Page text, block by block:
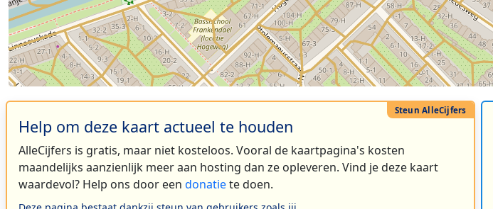
Help om deze kaart actueel te houden
AlleCijfers is gratis, maar niet kosteloos. Vooral de kaartpagina's kosten
maandelijks aanzienlijk meer aan hosting dan ze opleveren. Vind je deze kaart
waardevol? Help ons door een donatiete doen.